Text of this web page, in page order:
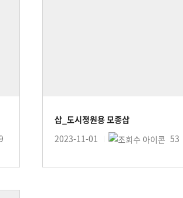
삽_도시정원용 모종삽
2023-11-01
53